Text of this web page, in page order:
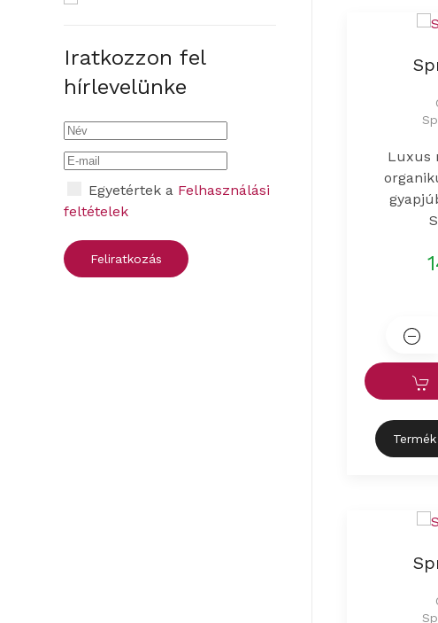
Iratkozzon fel
hírlevelünke
Egyetértek a Felhasználási
feltételek
Luxus